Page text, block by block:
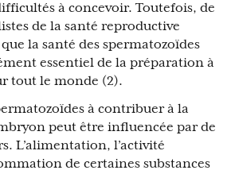
à concevoir. Toutefois, de
de la santé reproductive
la santé des spermatozoïdes
essentiel de la préparation à
tout le monde (2).
à contribuer à la
peut être influencée par de
L’alimentation, l’activité
de certaines substances